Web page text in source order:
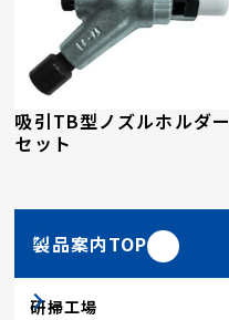
吸引TB型ノズルホルダー
セット
製品案内TOP
研掃工場